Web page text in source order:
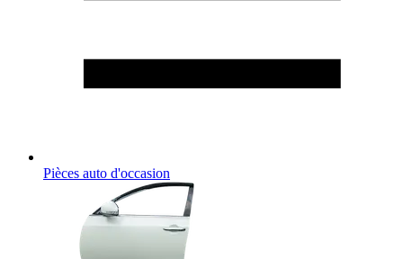
Pièces auto d'occasion